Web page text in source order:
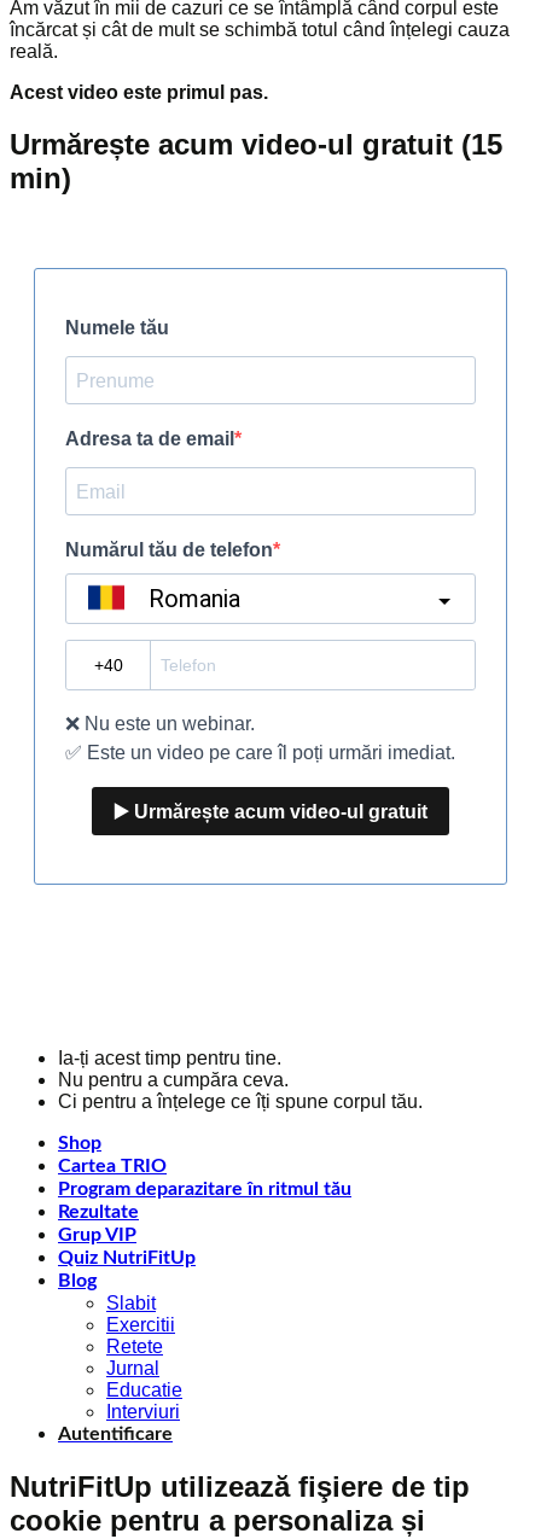
Am văzut în mii de cazuri ce se întâmplă când corpul este
încărcat și cât de mult se schimbă totul când înțelegi cauza
reală.
Acest video este primul pas.
Urmărește acum video-ul gratuit (15
min)
Ia-ți acest timp pentru tine.
Nu pentru a cumpăra ceva.
Ci pentru a înțelege ce îți spune corpul tău.
Shop
Cartea TRIO
Program deparazitare în ritmul tău
Rezultate
Grup VIP
Quiz NutriFitUp
Blog
Slabit
Exercitii
Retete
Jurnal
Educatie
Interviuri
Autentificare
NutriFitUp utilizează fişiere de tip
cookie pentru a personaliza și